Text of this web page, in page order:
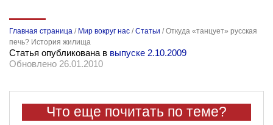
Главная страница / Мир вокруг нас /Статьи /Откуда «танцует» русская
печь? История жилища
Статья опубликована в выпуске 2.10.2009
Обновлено 26.01.2010
Что еще почитать по теме?